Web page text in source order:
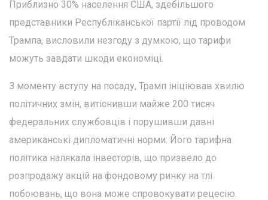
Приблизно 30% населення США, здебільшого
представники Республіканської партії під проводом
Трампа, висловили незгоду з думкою, що тарифи
можуть завдати шкоди економіці.
З моменту вступу на посаду, Трамп ініціював хвилю
політичних змін, витіснивши майже 200 тисяч
федеральних службовців і порушивши давні
американські дипломатичні норми. Його тарифна
політика налякала інвесторів, що призвело до
розпродажу акцій на фондовому ринку на тлі
побоювань, що вона може спровокувати рецесію.